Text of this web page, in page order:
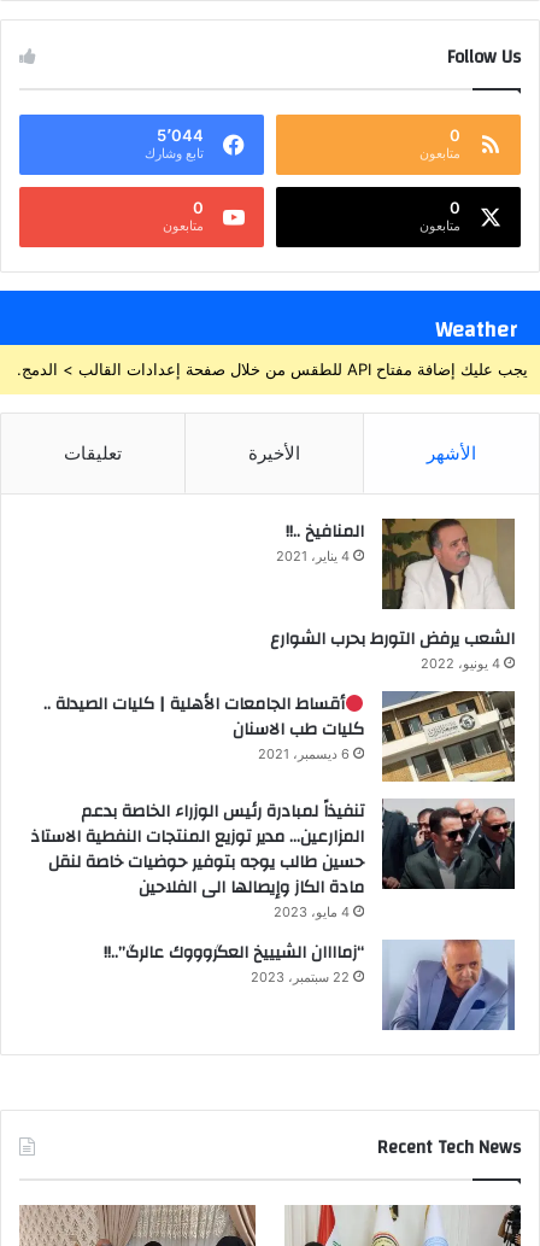
Follow Us
0
متابعون
5٬044
تابع وشارك
0
متابعون
0
متابعون
Weather
يجب عليك إضافة مفتاح API للطقس من خلال صفحة إعدادات القالب > الدمج.
الأشهر الأخيرة تعليقات
المنافيخ ..!!
4 يناير، 2021
الشعب يرفض التورط بحرب الشوارع
4 يونيو، 2022
أقساط الجامعات الأهلية | كليات الصيدلة ..
كليات طب الاسنان
6 ديسمبر، 2021
تنفيذاً لمبادرة رئيس الوزراء الخاصة بدعم
المزارعين… مدير توزيع المنتجات النفطية الاستاذ
حسين طالب يوجه بتوفير حوضيات خاصة لنقل
مادة الكاز وإيصالها الى الفلاحين
4 مايو، 2023
“زماااان الشيييخ العگروووك عالرگ”..!!
22 سبتمبر، 2023
Recent Tech News